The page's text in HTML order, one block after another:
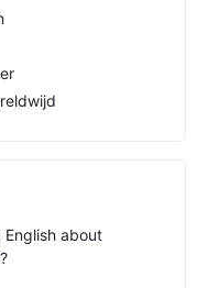
about